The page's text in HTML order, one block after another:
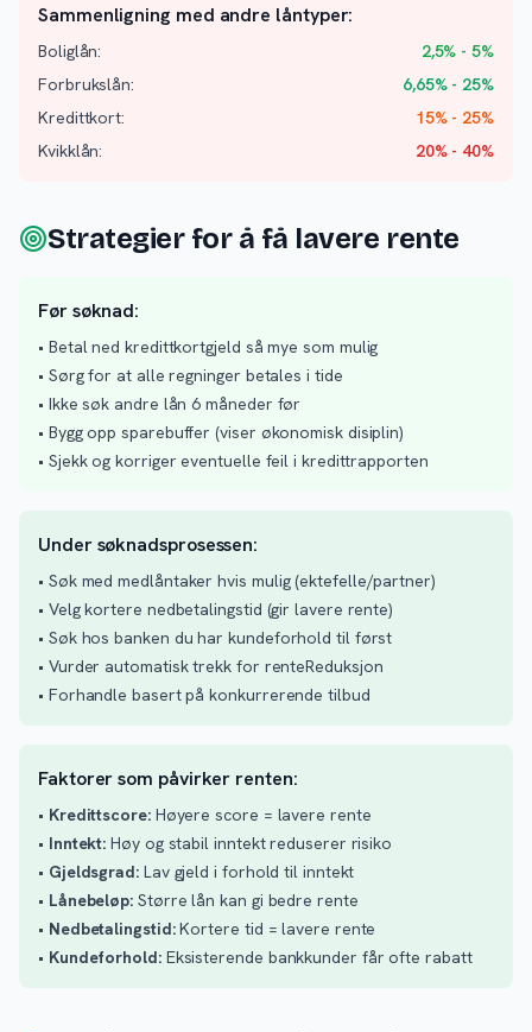
Sammenligning med andre låntyper:
Boliglån:
2,5% - 5%
Forbrukslån:
6,65% - 25%
Kredittkort:
15% - 25%
Kvikklån:
20% - 40%
Strategier for å få lavere rente
Før søknad:
• Betal ned kredittkortgjeld så mye som mulig
• Sørg for at alle regninger betales i tide
• Ikke søk andre lån 6 måneder før
• Bygg opp sparebuffer (viser økonomisk disiplin)
• Sjekk og korriger eventuelle feil i kredittrapporten
Under søknadsprosessen:
• Søk med medlåntaker hvis mulig (ektefelle/partner)
• Velg kortere nedbetalingstid (gir lavere rente)
• Søk hos banken du har kundeforhold til først
• Vurder automatisk trekk for renteReduksjon
• Forhandle basert på konkurrerende tilbud
Faktorer som påvirker renten:
• Kredittscore:Høyere score = lavere rente
• Inntekt: Høy og stabil inntekt reduserer risiko
• Gjeldsgrad:Lav gjeld i forhold til inntekt
• Lånebeløp: Større lån kan gi bedre rente
• Nedbetalingstid:Kortere tid = lavere rente
• Kundeforhold:Eksisterende bankkunder får ofte rabatt